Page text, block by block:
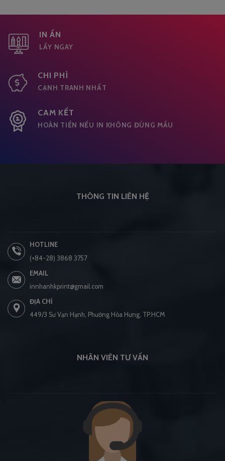
IN ẤN
LẤY NGAY
CHI PHÍ
CẠNH TRANH NHẤT
CAM KẾT
HOÀN TIỀN NẾU IN KHÔNG ĐÚNG MẦU
THÔNG TIN LIÊN HỆ
HOTLINE
(+84-28) 3868 3757
EMAIL
innhanhkprint@gmail.com
ĐỊA CHỈ
449/3 Sư Vạn Hạnh, Phường Hòa Hưng, TP.HCM
NHÂN VIÊN TƯ VẤN